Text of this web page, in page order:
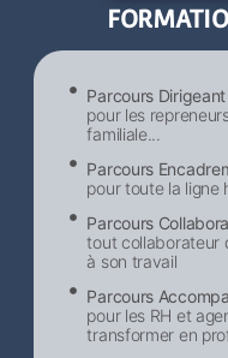
Parcours Dirigeant
pour les
familiale...
Parcours
pour toute la ligne
Parcours
tout collaborateur
à son travail
Parcours
pour les RH et
transformer en